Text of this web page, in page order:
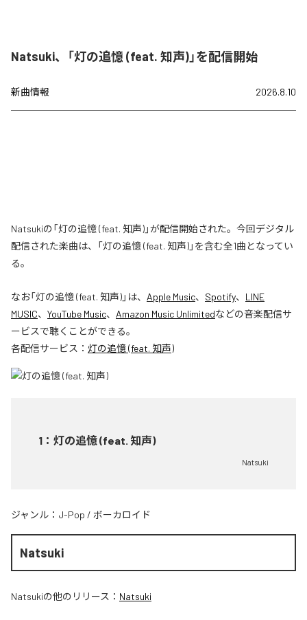
Natsuki、「灯の追憶 (feat. 知声)」を配信開始
新曲情報 2026.8.10
Natsukiの「灯の追憶 (feat. 知声)」が配信開始された。今回デジタル
配信された楽曲は、「灯の追憶 (feat. 知声)」を含む全1曲となってい
る。
なお「灯の追憶 (feat. 知声)」は、 Apple Music、 Spotify、 LINE
MUSIC、 YouTube Music、 Amazon Music Unlimitedなどの音楽配信サ
ービスで聴くことができる。
各配信サービス： 灯の追憶 (feat. 知声)
1 ： 灯の追憶 (feat. 知声)
Natsuki
ジャンル： J-Pop / ボーカロイド
Natsuki
Natsukiの他のリリース： Natsuki